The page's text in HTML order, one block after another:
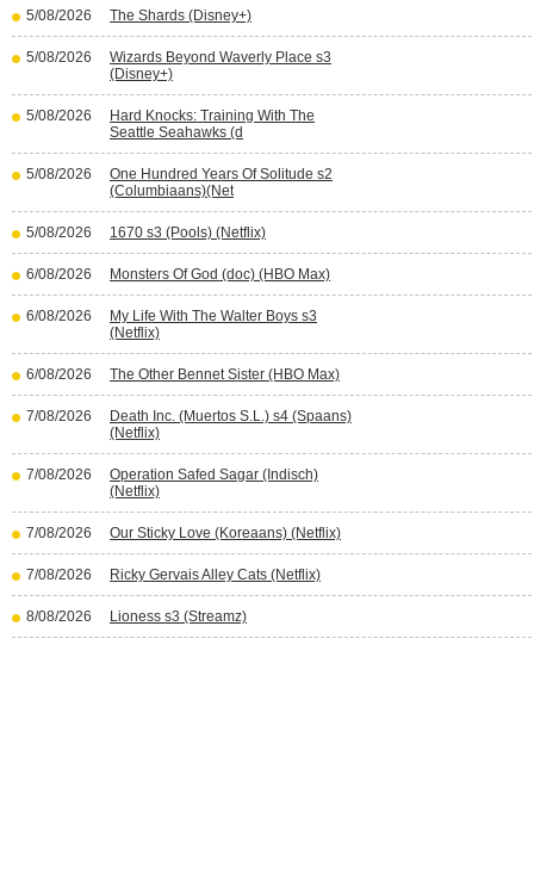
5/08/2026 The Shards (Disney+)
5/08/2026
Wizards Beyond Waverly Place s3
(Disney+)
5/08/2026
Hard Knocks: Training With The
Seattle Seahawks (d
5/08/2026
One Hundred Years Of Solitude s2
(Columbiaans)(Net
5/08/2026 1670 s3 (Pools) (Netflix)
6/08/2026 Monsters Of God (doc) (HBO Max)
6/08/2026
My Life With The Walter Boys s3
(Netflix)
6/08/2026 The Other Bennet Sister (HBO Max)
7/08/2026
Death Inc. (Muertos S.L.) s4 (Spaans)
(Netflix)
7/08/2026
Operation Safed Sagar (Indisch)
(Netflix)
7/08/2026 Our Sticky Love (Koreaans) (Netflix)
7/08/2026 Ricky Gervais Alley Cats (Netflix)
8/08/2026 Lioness s3 (Streamz)